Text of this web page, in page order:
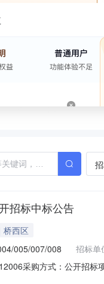
招标中标公告
桥西区
005/007/008
招标单
采购方式：公开招标